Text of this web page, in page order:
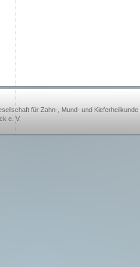
für Zahn-, Mund- und Kieferheilkunde
e. V.